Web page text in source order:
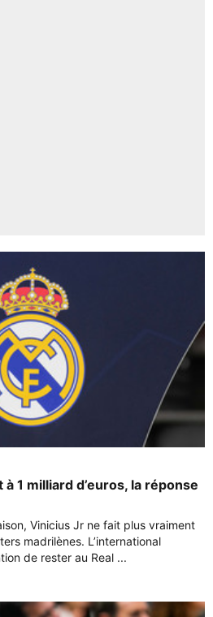
1 milliard d’euros, la réponse
Vinicius Jr ne fait plus vraiment
madrilènes. L’international
de rester au Real ...